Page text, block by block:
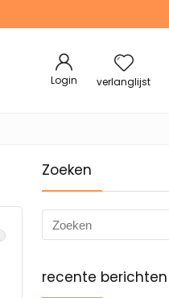
Login verlanglijst
Zoeken
recente berichten